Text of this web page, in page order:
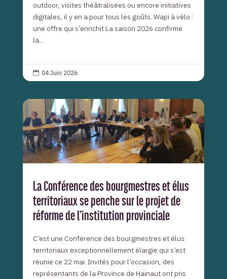
outdoor, visites théâtralisées ou encore initiatives
digitales, il y en a pour tous les goûts. Wapi à vélo :
une offre qui s’enrichit La saison 2026 confirme
la...
 04 Juin 2026
La Conférence des bourgmestres et élus
territoriaux se penche sur le projet de
réforme de l’institution provinciale
C’est une Conférence des bourgmestres et élus
territoriaux exceptionnellement élargie qui s’est
réunie ce 22 mai. Invités pour l’occasion, des
représentants de la Province de Hainaut ont pris